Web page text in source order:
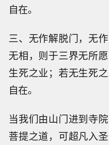
自在。
三、无作解脱门，无
无相，则于三界无所
生死之业；若无生死
自在。
当我们由山门进到寺
菩提之道，可超凡入